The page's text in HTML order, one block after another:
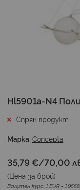
Преминете
началото
галерия
снимки
Hl5901a-N4
Спрян продукт
Марка:Concepta
35,79 €/70,00
(Цена за брой)
Валутен курс: 1 EUR =